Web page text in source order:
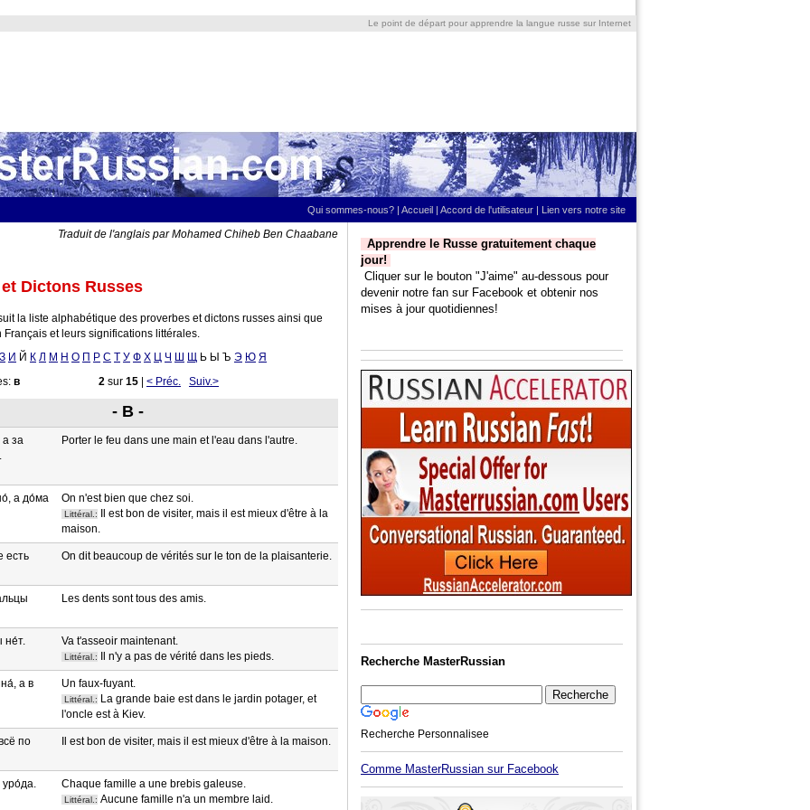
Le point de départ pour apprendre la langue russe sur Internet
Qui sommes-nous? | Accueil | Accord de l'utilisateur | Lien vers notre site
Traduit de l'anglais par Mohamed Chiheb Ben Chaabane
Dictons Russes
la liste alphabétique des proverbes et dictons russes ainsi que
et leurs significations littérales.
З И Й К Л M Н О П Р С Т У Ф Х Ц Ч Ш Щ Ь Ы Ъ Э Ю Я
в 2 sur 15 < Préc. Suiv.>
- B -
а за
Porter le feu dans une main et l'eau dans l'autre.
а до́ма
On n'est bien que chez soi.
Littéral.: Il est bon de visiter, mais il est mieux d'être à la
maison.
есть
On dit beaucoup de vérités sur le ton de la plaisanterie.
Les dents sont tous des amis.
не́т. Va t'asseoir maintenant.
Littéral.: Il n'y a pas de vérité dans les pieds.
а в
Un faux-fuyant.
Littéral.: La grande baie est dans le jardin potager, et
l'oncle est à Kiev.
по
Il est bon de visiter, mais il est mieux d'être à la maison.
Chaque famille a une brebis galeuse.
Littéral.: Aucune famille n'a un membre laid.
Apprendre le Russe gratuitement chaque
jour!
Cliquer sur le bouton "J'aime" au-dessous pour
devenir notre fan sur Facebook et obtenir nos
mises à jour quotidiennes!
Recherche MasterRussian
Recherche Personnalisee
Comme MasterRussian sur Facebook